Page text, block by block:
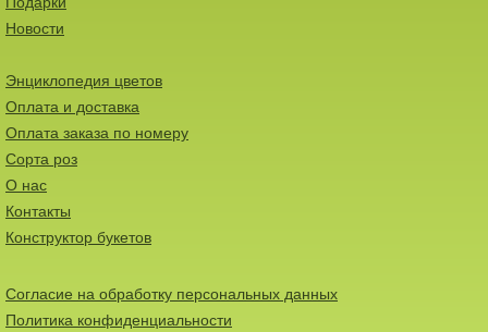
Новости
Энциклопедия цветов
Оплата и доставка
Оплата заказа по номеру
Сорта роз
О нас
Контакты
Конструктор букетов
Согласие на обработку персональных данных
Политика конфиденциальности